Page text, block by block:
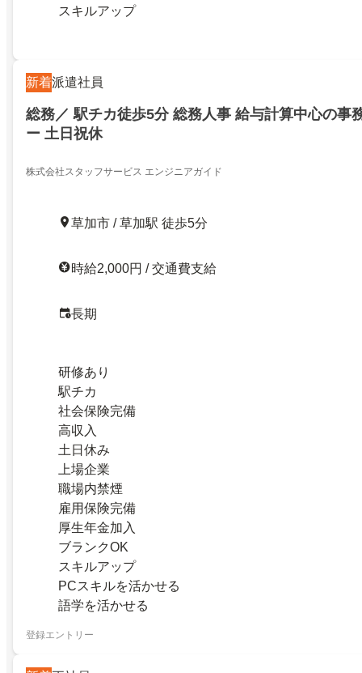
スキルアップ
新着派遣社員
総務／ 駅チカ徒歩5分 総務人事 給与計算中心の事
ー 土日祝休
株式会社スタッフサービス エンジニアガイド
草加市 / 草加駅 徒歩5分
時給2,000円 / 交通費支給
長期
研修あり
駅チカ
社会保険完備
高収入
土日休み
上場企業
職場内禁煙
雇用保険完備
厚生年金加入
ブランクOK
スキルアップ
PCスキルを活かせる
語学を活かせる
登録エントリー